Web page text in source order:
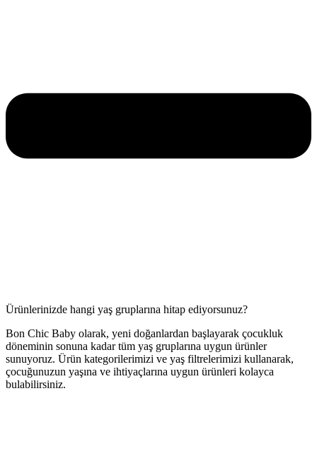
Ürünlerinizde hangi yaş gruplarına hitap ediyorsunuz?
Bon Chic Baby olarak, yeni doğanlardan başlayarak çocukluk
döneminin sonuna kadar tüm yaş gruplarına uygun ürünler
sunuyoruz. Ürün kategorilerimizi ve yaş filtrelerimizi kullanarak,
çocuğunuzun yaşına ve ihtiyaçlarına uygun ürünleri kolayca
bulabilirsiniz.